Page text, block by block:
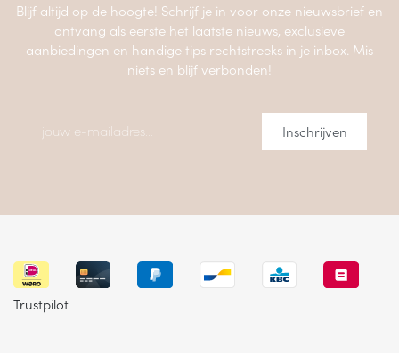
Blijf altijd op de hoogte! Schrijf je in voor onze nieuwsbrief en
ontvang als eerste het laatste nieuws, exclusieve
aanbiedingen en handige tips rechtstreeks in je inbox. Mis
niets en blijf verbonden!
Trustpilot